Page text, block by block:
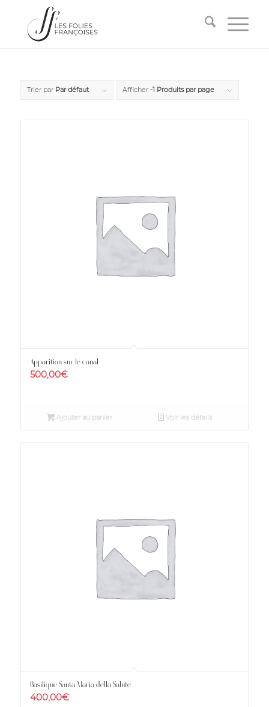
Trier par Par défaut Afficher -1 Produits par page
Apparition sur le canal
500,00€
Ajouter au panier Voir les détails
Basilique Santa Maria della Salute
400,00€